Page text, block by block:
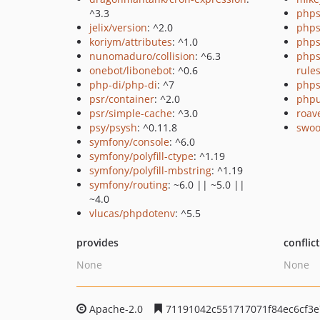
^3.3
jelix/version: ^2.0
koriym/attributes: ^1.0
nunomaduro/collision: ^6.3
onebot/libonebot: ^0.6
php-di/php-di: ^7
psr/container: ^2.0
psr/simple-cache: ^3.0
psy/psysh: ^0.11.8
symfony/console: ^6.0
symfony/polyfill-ctype: ^1.19
symfony/polyfill-mbstring: ^1.19
symfony/routing: ~6.0 || ~5.0 ||
~4.0
vlucas/phpdotenv: ^5.5
rules
provides
None
None
Apache-2.0